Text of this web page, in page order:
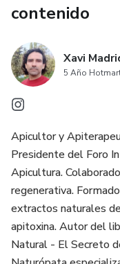
una guía completa y
con el medio
dañinos para tu piel!
¿Qué esperas? Únete
transformado su
sorprendentes. ¡No
ebook y disfrutar de
¡Aprovecha nuestra
"Mis Recetas de
de la Colmena"
10€ (10$).
contenido
Xavi
5 Año
Apicultor y
Presidente del Foro
Apicultura.
regenerativa.
extractos naturales
apitoxina. Autor del
Natural - El Secreto